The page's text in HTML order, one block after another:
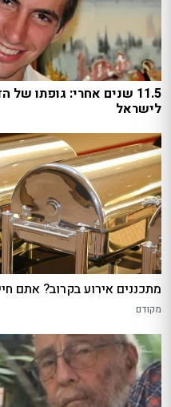
11.5 שנים אחרי: גופתו של
לישראל
מתכננים אירוע בקרוב? אתם
מקודם